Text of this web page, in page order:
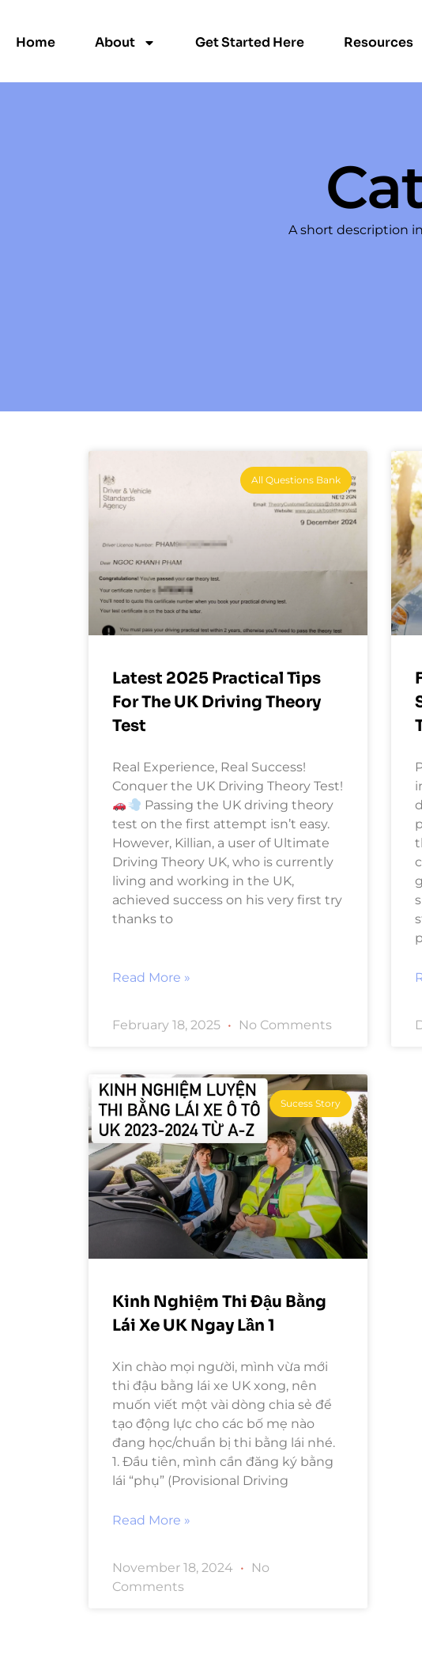
Home About Get Started Here Resources
A short description
All Questions Bank
Latest 2025 Practical Tips
For The UK Driving Theory
Test
Real Experience, Real Success!
Conquer the UK Driving Theory Test!
Passing the UK driving theory
test on the first attempt isn’t easy.
However, Killian, a user of Ultimate
Driving Theory UK, who is currently
living and working in the UK,
achieved success on his very first try
thanks to
Read More »
February 18, 2025 No Comments
Sucess Story
Kinh Nghiệm Thi Đậu Bằng
Lái Xe UK Ngay Lần 1
Xin chào mọi người, mình vừa mới
thi đậu bằng lái xe UK xong, nên
muốn viết một vài dòng chia sẻ để
tạo động lực cho các bố mẹ nào
đang học/chuẩn bị thi bằng lái nhé.
1. Đầu tiên, mình cần đăng ký bằng
lái “phụ” (Provisional Driving
Read More »
November 18, 2024
No
Comments